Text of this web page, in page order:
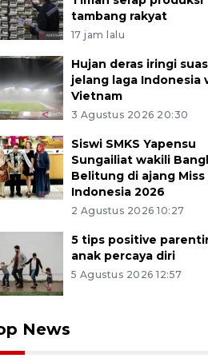
tambang rakyat
17 jam lalu
Hujan deras iringi
jelang laga Indonesia
Vietnam
3 Agustus 2026 20:30
Siswi SMKS Yapensu
Sungailiat wakili
Belitung di ajang
Indonesia 2026
2 Agustus 2026 10:27
5 tips positive
anak percaya diri
5 Agustus 2026 12:57
News